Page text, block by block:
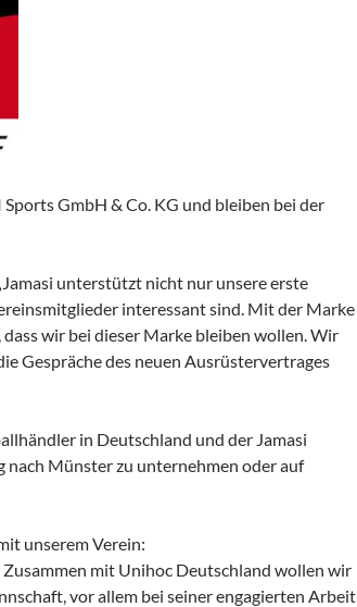
GmbH & Co. KG und bleiben bei der
unterstützt nicht nur unsere erste
interessant sind. Mit der Marke
wir bei dieser Marke bleiben wollen. Wir
Gespräche des neuen Ausrüstervertrages
in Deutschland und der Jamasi
nach Münster zu unternehmen oder auf
unserem Verein:
mit Unihoc Deutschland wollen wir
vor allem bei seiner engagierten Arbeit